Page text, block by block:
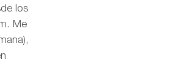
los
Me